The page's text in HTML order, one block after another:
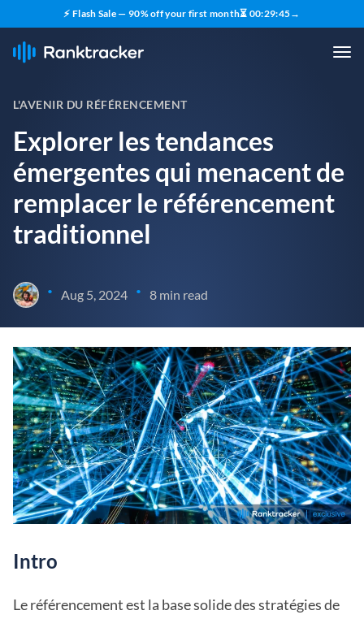
⚡ Flash Sale — 90% off your first month⏳ 00:29:43→
L'AVENIR DU RÉFÉRENCEMENT
Explorer les tendances
émergentes qui menacent de
remplacer le référencement
traditionnel
• Aug 5, 2024 • 8 min read
Intro
Le référencement est la base solide des stratégies de